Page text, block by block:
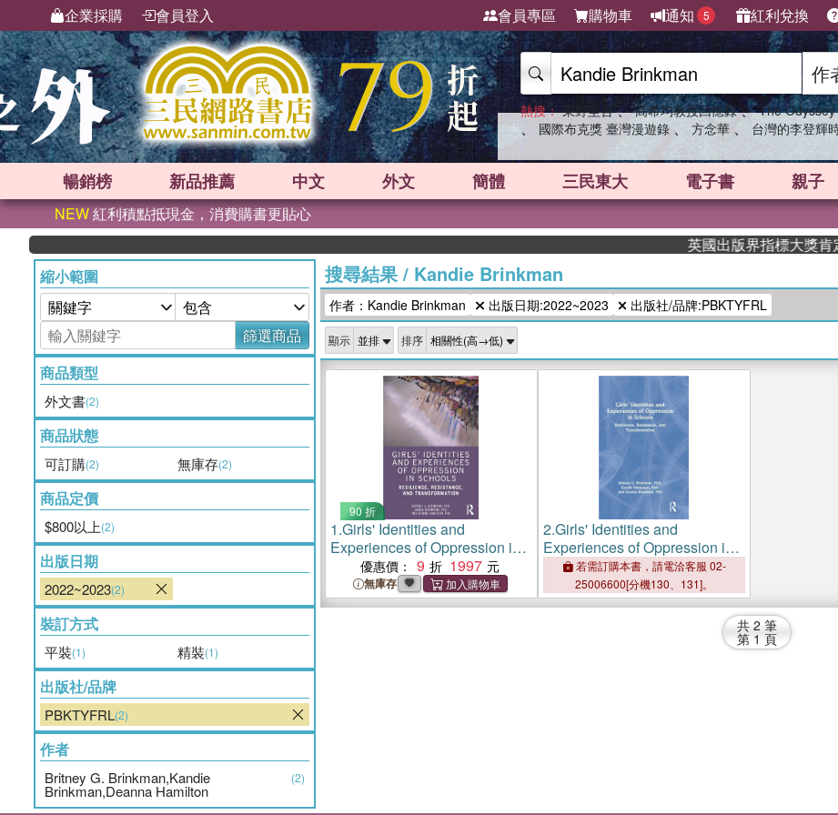
企業採購 會員登入 會員專區 購物車 通知 5 紅利兌換
熱搜： 東野圭吾 、 高希均教授回憶錄 、 The Odyssey
、 國際布克獎 臺灣漫遊錄 、 方念華 、 台灣的李登輝
暢銷榜 新品推薦 中文 外文 簡體 三民東大 電子書 親子
NEW紅利積點抵現金，消費購書更貼心
英國出版界指標大獎肯
縮小範圍
篩選商品
商品類型
外文書(2)
商品狀態
可訂購(2) 無庫存(2)
商品定價
$800以上(2)
出版日期
2022~2023(2)
裝訂方式
平裝(1) 精裝(1)
出版社/品牌
PBKTYFRL(2)
作者
Britney G. Brinkman,Kandie
Brinkman,Deanna Hamilton
(2)
搜尋結果/ Kandie Brinkman
作者：Kandie Brinkman 出版日期:2022~2023 出版社/品牌:PBKTYFRL
顯示 排序
90 折
1.Girls' Identities and
Experiences of Oppression in
Schools：Resilience,
Resistance, and
Transformation
優惠價： 9 1997
無庫存
2.Girls' Identities and
Experiences of Oppression in
Schools：Resilience,
Resistance, and
Transformation
若需訂購本書，請電洽客服 02-
25006600[分機130、131]。
共 2 筆
第 1 頁